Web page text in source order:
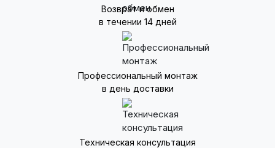
Возврат и обмен
в течении 14 дней
Профессиональный монтаж
в день доставки
Техническая консультация